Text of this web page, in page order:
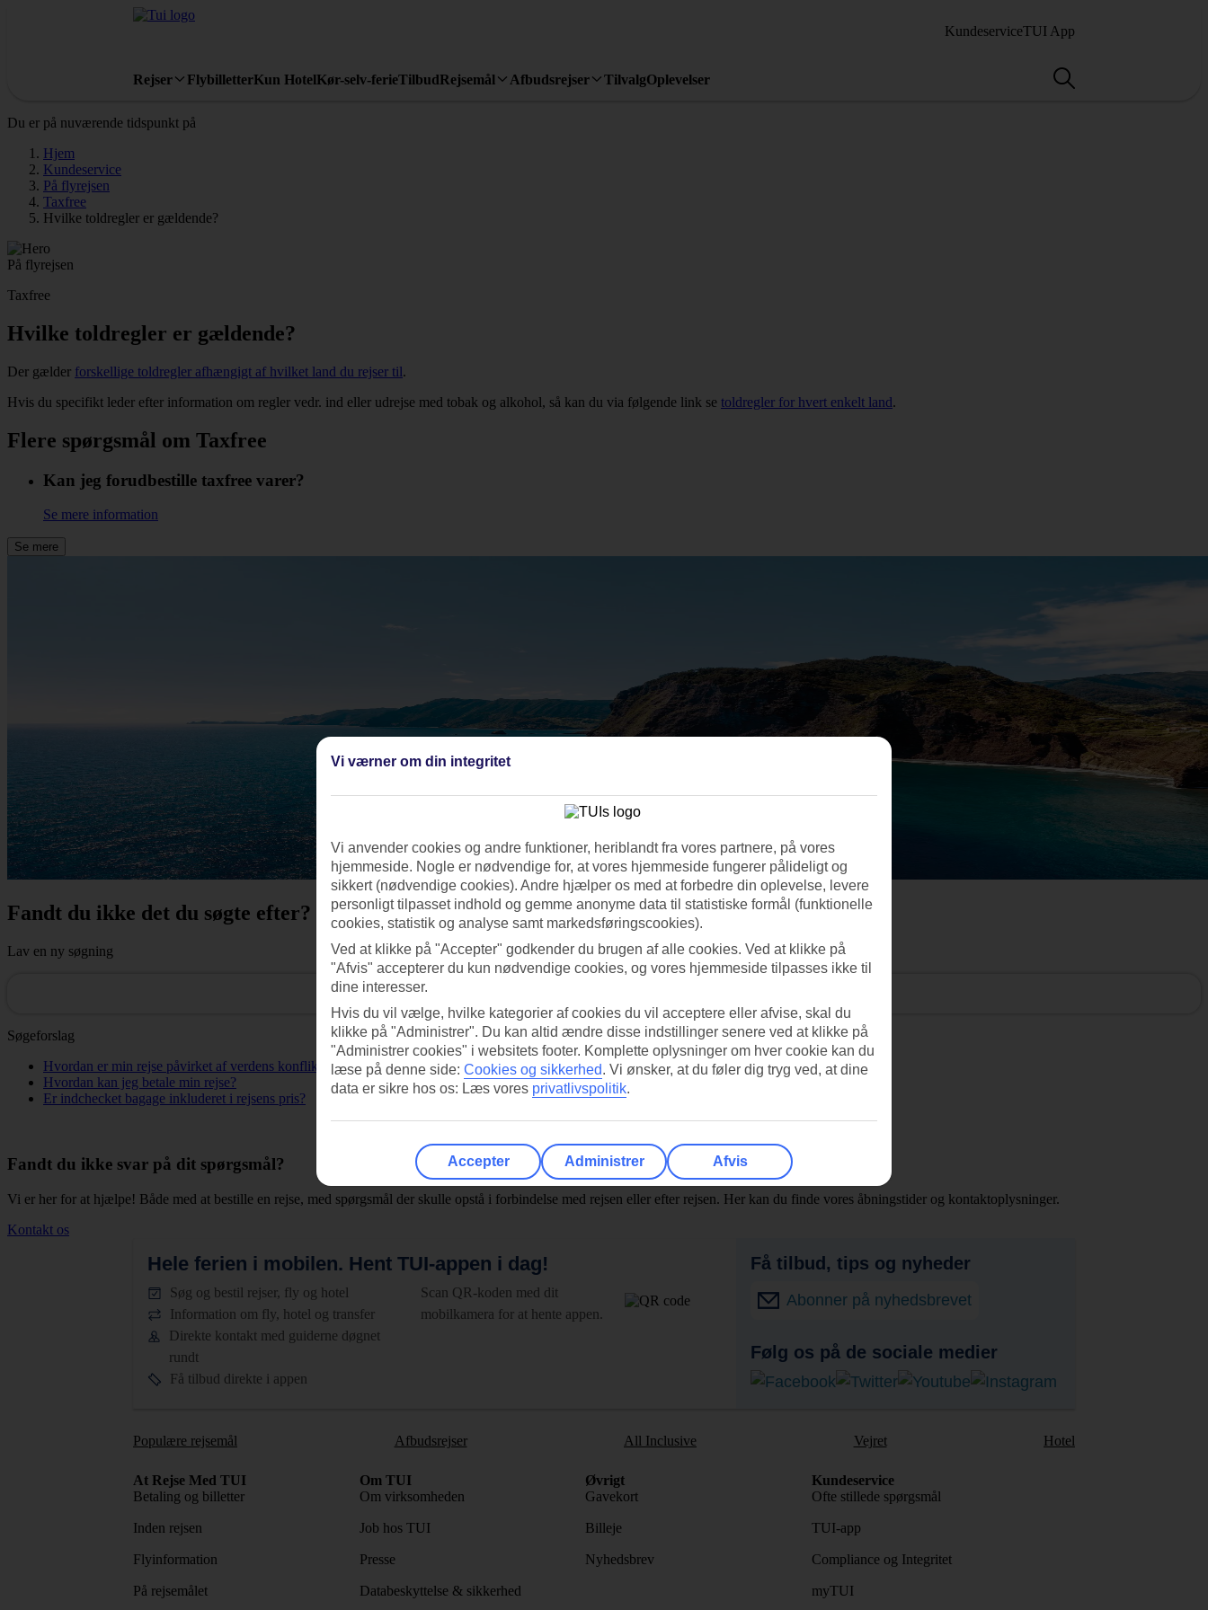
KundeserviceTUI App
Rejser FlybilletterKun HotelKør-selv-ferieTilbudRejsemål Afbudsrejser TilvalgOplevelser
Du er på nuværende tidspunkt på
Hjem
Kundeservice
På flyrejsen
Taxfree
Hvilke toldregler er gældende?
På flyrejsen
Taxfree
Hvilke toldregler er gældende?
Der gælder forskellige toldregler afhængigt af hvilket land du rejser til.
Hvis du specifikt leder efter information om regler vedr. ind eller udrejse med tobak og alkohol, så kan du via følgende link se toldregler for hvert enkelt land.
Flere spørgsmål om Taxfree
Kan jeg forudbestille taxfree varer?
Se mere information
Se mere
Fandt du ikke det du søgte efter?
Lav en ny søgning
Søgeforslag
Hvordan er min rejse påvirket af verdens konflikter?
Hvordan kan jeg betale min rejse?
Er indchecket bagage inkluderet i rejsens pris?
Fandt du ikke svar på dit spørgsmål?
Vi er her for at hjælpe! Både med at bestille en rejse, med spørgsmål der skulle opstå i forbindelse med rejsen eller efter rejsen. Her kan du finde vores åbningstider og kontaktoplysninger.
Kontakt os
Hele ferien i mobilen. Hent TUI-appen i dag!
Søg og bestil rejser, fly og hotel
Information om fly, hotel og transfer
Direkte kontakt med guiderne døgnet
rundt
Få tilbud direkte i appen
Scan QR-koden med dit
mobilkamera for at hente appen.
Få tilbud, tips og nyheder
Abonner på nyhedsbrevet
Følg os på de sociale medier
Populære rejsemål Afbudsrejser All Inclusive Vejret Hotel
At Rejse Med TUI
Betaling og billetter
Inden rejsen
Flyinformation
På rejsemålet
Om TUI
Om virksomheden
Job hos TUI
Presse
Databeskyttelse & sikkerhed
Øvrigt
Gavekort
Billeje
Nyhedsbrev
Kundeservice
Ofte stillede spørgsmål
TUI-app
Compliance og Integritet
myTUI
Vi værner om din integritet
Vi anvender cookies og andre funktioner, heriblandt fra vores partnere, på vores
hjemmeside. Nogle er nødvendige for, at vores hjemmeside fungerer pålideligt og
sikkert (nødvendige cookies). Andre hjælper os med at forbedre din oplevelse, levere
personligt tilpasset indhold og gemme anonyme data til statistiske formål (funktionelle
cookies, statistik og analyse samt markedsføringscookies).
Ved at klikke på "Accepter" godkender du brugen af alle cookies. Ved at klikke på
"Afvis" accepterer du kun nødvendige cookies, og vores hjemmeside tilpasses ikke til
dine interesser.
Hvis du vil vælge, hvilke kategorier af cookies du vil acceptere eller afvise, skal du
klikke på "Administrer". Du kan altid ændre disse indstillinger senere ved at klikke på
"Administrer cookies" i websitets footer. Komplette oplysninger om hver cookie kan du
læse på denne side: Cookies og sikkerhed. Vi ønsker, at du føler dig tryg ved, at dine
data er sikre hos os: Læs vores privatlivspolitik.
Accepter Administrer Afvis